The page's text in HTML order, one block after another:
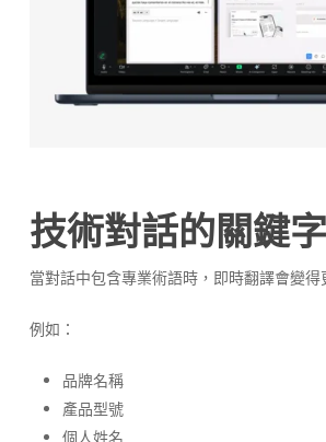
技術對話的關鍵
當對話中包含專業術語時，即時翻譯會變得
例如：
品牌名稱
產品型號
個人姓名